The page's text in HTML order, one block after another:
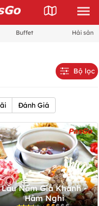
Buffet Hải sản
Bộ lọc
Đánh Giá
Lẩu Nấm Gia Khánh -
Hàm Nghi